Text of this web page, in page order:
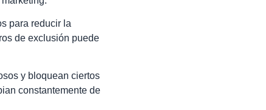
para reducir la
de exclusión puede
y bloquean ciertos
constantemente de